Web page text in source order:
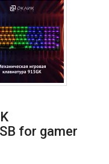
for gamer